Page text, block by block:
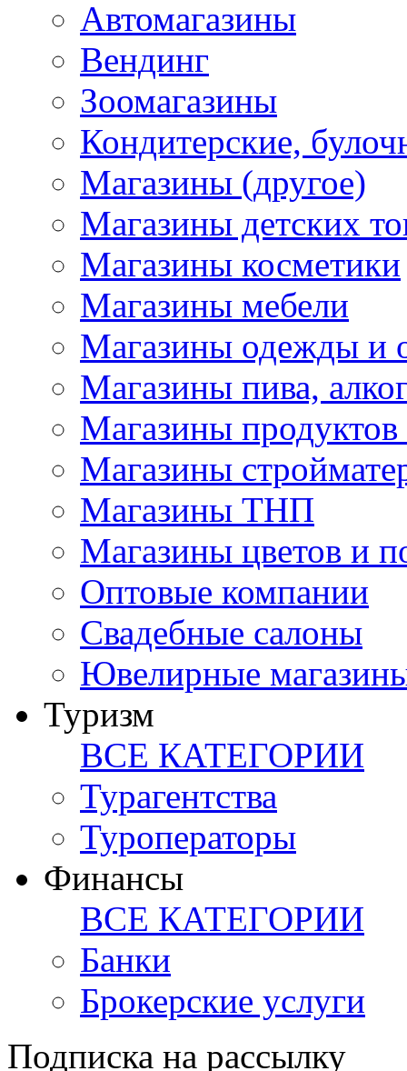
Автомагазины
Вендинг
Зоомагазины
Кондитерские,
Магазины (другое)
Магазины детских
Магазины косметики
Магазины мебели
Магазины одежды и
Магазины пива,
Магазины продуктов
Магазины
Магазины ТНП
Магазины цветов и
Оптовые компании
Свадебные салоны
Ювелирные
Туризм
ВСЕ КАТЕГОРИИ
Турагентства
Туроператоры
Финансы
ВСЕ КАТЕГОРИИ
Банки
Брокерские услуги
Подписка на рассылку